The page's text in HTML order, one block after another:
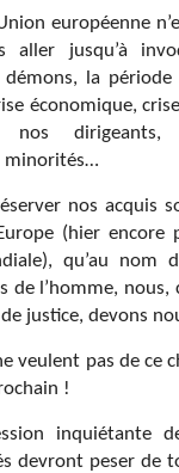
européenne
aller jusqu’à
la période
économique,
nos dirigeants,
minorités…
nos acquis
(hier encore
qu’au nom
de l’homme,
justice, devons
veulent pas de ce
!
inquiétante
devront peser de